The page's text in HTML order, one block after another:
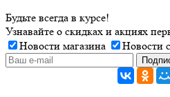
Будьте всегда в курсе!
Узнавайте о скидках и акциях
Новости магазина
Новости